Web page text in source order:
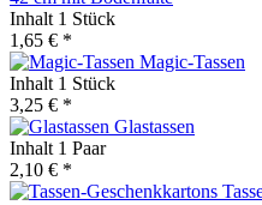
Inhalt 1 Stück
1,65 € *
Magic-Tassen
Inhalt 1 Stück
3,25 € *
Glastassen
Inhalt 1 Paar
2,10 € *